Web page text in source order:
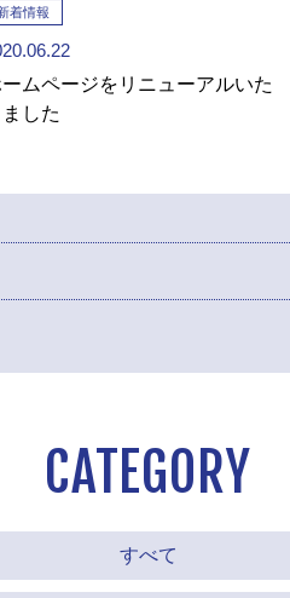
着情報
ムページをリニューアルいた
した
CATEGORY
すべて